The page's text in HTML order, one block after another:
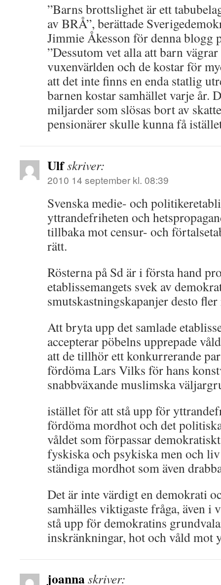
”Barns brottslighet är ett
av BRÅ”, berättade
Jimmie Åkesson för denna blogg
”Dessutom vet alla att barn
vuxenvärlden och de kostar för
att det inte finns en enda statlig
barnen kostar samhället varje år.
miljarder som slösas bort av
pensionärer skulle kunna få
Ulfskriver:
2010 14 september kl. 08:39
Svenska medie- och
yttrandefriheten och
tillbaka mot censur- och
rätt.
Rösterna på Sd är i första hand
etablissemangets svek av
smutskastningskapanjer desto
Att bryta upp det samlade
accepterar pöbelns upprepade
att de tillhör ett konkurrerande
fördöma Lars Vilks för hans
snabbväxande muslimska
istället för att stå upp för
fördöma mordhot och det
våldet som förpassar
fyskiska och psykiska men och
ständiga mordhot som även
Det är inte värdigt en demokrati
samhälles viktigaste fråga, även i
stå upp för demokratins
inskränkningar, hot och våld mot
joannaskriver: